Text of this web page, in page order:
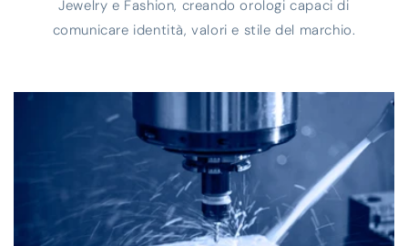
Jewelry e Fashion, creando orologi capaci di
comunicare identità, valori e stile del marchio.